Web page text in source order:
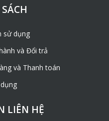
Q. Long Biên, Tp. Hà Nội
All rights reserved.